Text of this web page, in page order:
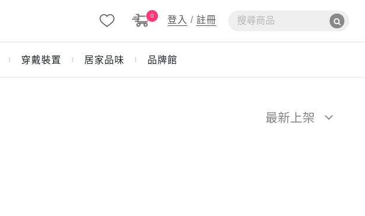
0 登入 /註冊
穿戴裝置 居家品味 品牌館
最新上架